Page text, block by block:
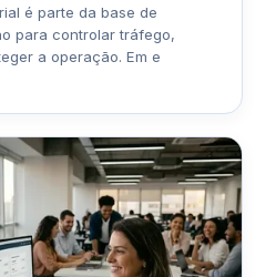
é parte da base de
para controlar tráfego,
a operação. Em e